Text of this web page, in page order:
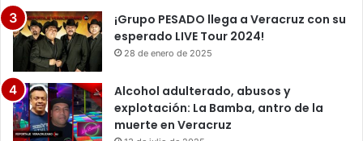
¡Grupo PESADO llega a Veracruz con su
esperado LIVE Tour 2024!
28 de enero de 2025
Alcohol adulterado, abusos y
explotación: La Bamba, antro de la
muerte en Veracruz